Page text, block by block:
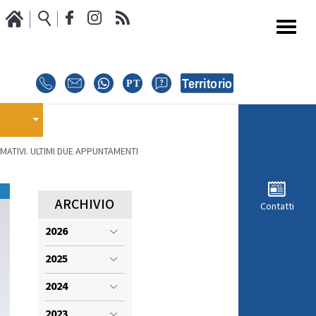
Contatti
ULTIMI DUE APPUNTAMENTI
MODULISTICA RICHIESTA COMPETIZIONI
ISCRIZIONE COMPETIZIONI
INTERNAZIONALI
REGOLAMENTI E COMUNICAZIONI
ARCHIVIO
2026
2025
2024